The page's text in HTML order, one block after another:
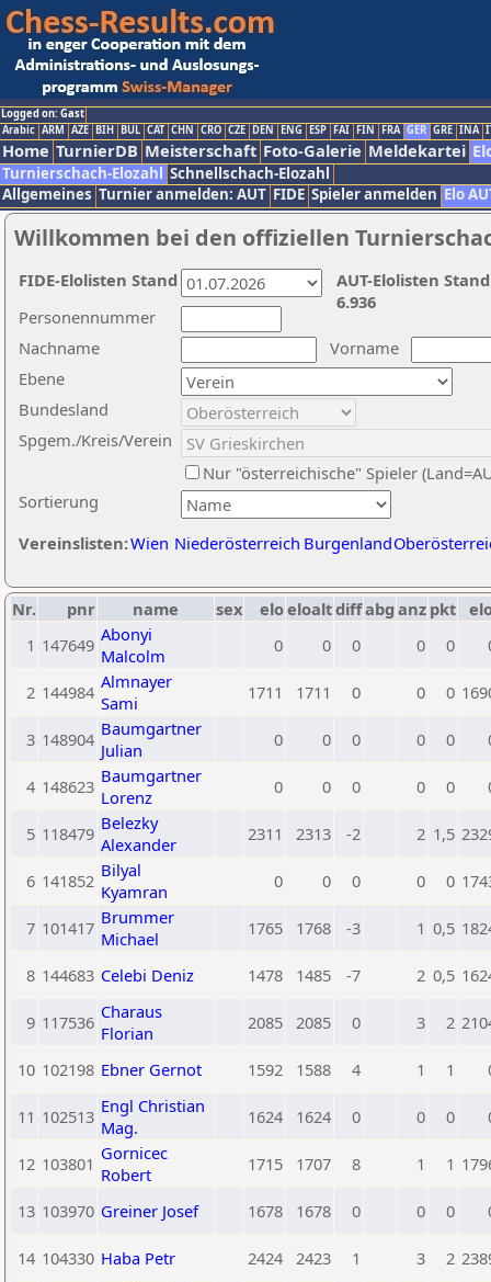
Logged on: Gast
Arabic ARM AZE BIH BUL CAT CHN CRO CZE DEN ENG ESP FAI FIN FRA GER GRE INA
Home TurnierDB Meisterschaft Foto-Galerie Meldekartei
Turnierschach-Elozahl Schnellschach-Elozahl
Allgemeines Turnier anmelden: AUT FIDE Spieler anmelden Elo
Willkommen bei den offiziellen
Nachname
Vorname
Ebene
Sortierung
Personennummer
Bundesland
Spgem./Kreis/Verein
Nur "österreichische" Spieler
Vereinslisten:Wien Niederösterreich Burgenland
AUT-Elolisten
6.936
FIDE-Elolisten Stand
Nr. pnr name sex eloeloaltdiffabg anz pkt
1 147649 Abonyi
Malcolm
0 0 0 0 0
2 144984 Almnayer
Sami
1711 1711 0 0 0
3 148904 Baumgartner
Julian
0 0 0 0 0
4 148623 Baumgartner
Lorenz
0 0 0 0 0
5 118479 Belezky
Alexander
2311 2313 -2 2 1,5
6 141852 Bilyal
Kyamran
0 0 0 0 0
7 101417 Brummer
Michael
1765 1768 -3 1 0,5
8 144683 Celebi Deniz 1478 1485 -7 2 0,5
9 117536 Charaus
Florian
2085 2085 0 3 2
10 102198 Ebner Gernot 1592 1588 4 1 1
11 102513 Engl Christian
Mag.
1624 1624 0 0 0
12 103801 Gornicec
Robert
1715 1707 8 1 1
13 103970 Greiner Josef 1678 1678 0 0 0
14 104330 Haba Petr 2424 2423 1 3 2